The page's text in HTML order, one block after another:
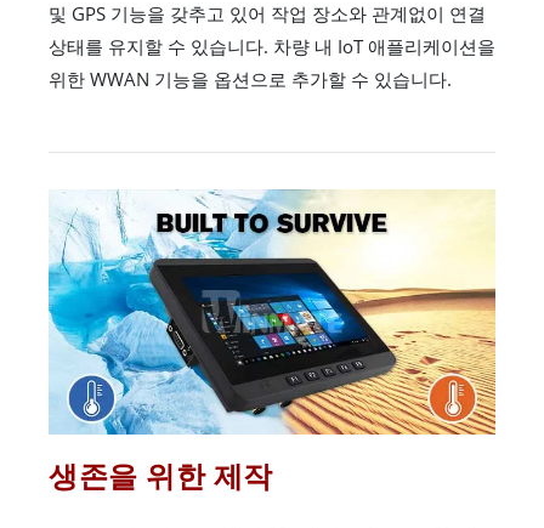
및 GPS 기능을 갖추고 있어 작업 장소와 관계없이 연결
상태를 유지할 수 있습니다. 차량 내 IoT 애플리케이션을
위한 WWAN 기능을 옵션으로 추가할 수 있습니다.
생존을 위한 제작